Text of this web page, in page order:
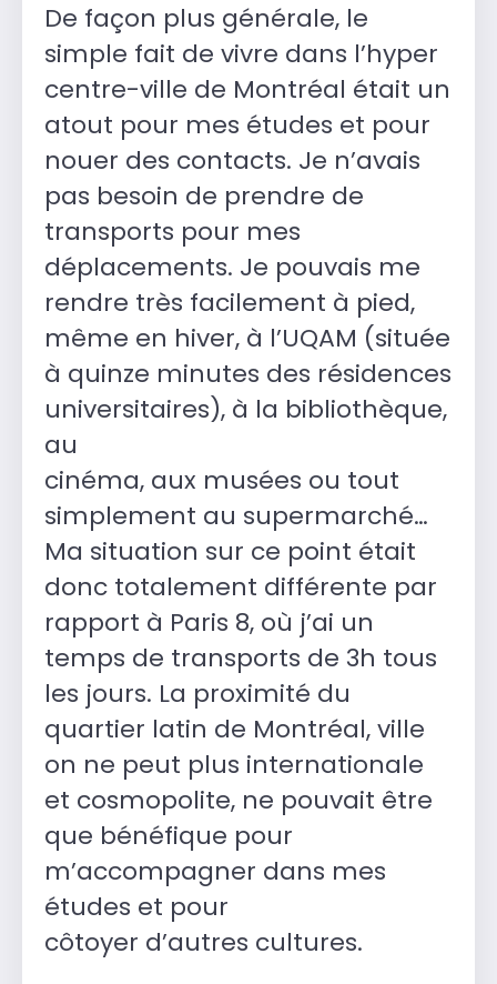
De façon plus générale, le
simple fait de vivre dans l’hyper
centre-ville de Montréal était un
atout pour mes études et pour
nouer des contacts. Je n’avais
pas besoin de prendre de
transports pour mes
déplacements. Je pouvais me
rendre très facilement à pied,
même en hiver, à l’UQAM (située
à quinze minutes des résidences
universitaires), à la bibliothèque,
au
cinéma, aux musées ou tout
simplement au supermarché…
Ma situation sur ce point était
donc totalement différente par
rapport à Paris 8, où j’ai un
temps de transports de 3h tous
les jours. La proximité du
quartier latin de Montréal, ville
on ne peut plus internationale
et cosmopolite, ne pouvait être
que bénéfique pour
m’accompagner dans mes
études et pour
côtoyer d’autres cultures.